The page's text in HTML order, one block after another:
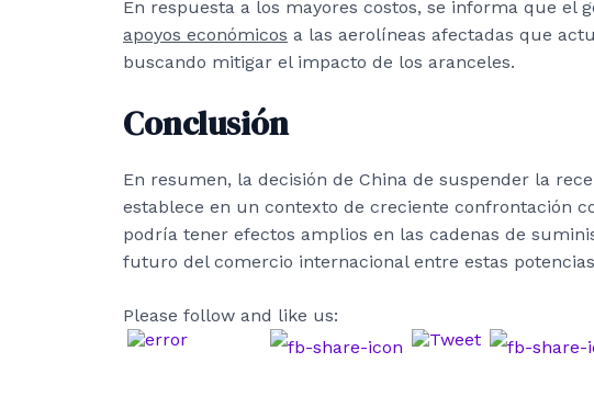
En respuesta a los mayores costos, se informa que el
apoyos económicos a las aerolíneas afectadas que
buscando mitigar el impacto de los aranceles.
Conclusión
En resumen, la decisión de China de suspender la
establece en un contexto de creciente confrontación
podría tener efectos amplios en las cadenas de
futuro del comercio internacional entre estas
Please follow and like us: